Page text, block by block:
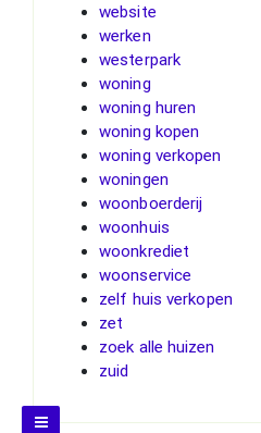
website
werken
westerpark
woning
woning huren
woning kopen
woning verkopen
woningen
woonboerderij
woonhuis
woonkrediet
woonservice
zelf huis verkopen
zet
zoek alle huizen
zuid